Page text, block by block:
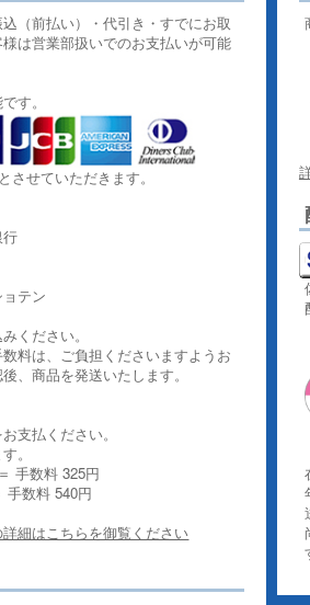
（前払い）・代引き・すでにお取
は営業部扱いでのお支払いが可能
す。
せていただきます。
テン
ください。
料は、ご負担くださいますようお
、商品を発送いたします。
支払ください。
。
手数料 325円
手数料 540円
細はこちらを御覧ください